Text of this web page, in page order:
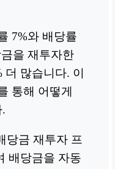
7%와 배당률
을 재투자한
많습니다. 이
통해 어떻게
당금 재투자 프
배당금을 자동